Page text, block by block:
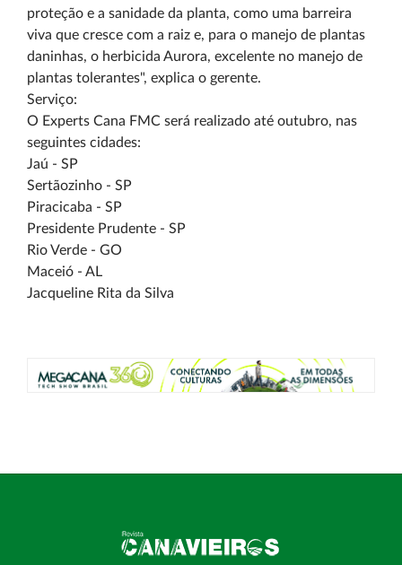
proteção e a sanidade da planta, como uma barreira
viva que cresce com a raiz e, para o manejo de plantas
daninhas, o herbicida Aurora, excelente no manejo de
plantas tolerantes", explica o gerente.
Serviço:
O Experts Cana FMC será realizado até outubro, nas
seguintes cidades:
Jaú - SP
Sertãozinho - SP
Piracicaba - SP
Presidente Prudente - SP
Rio Verde - GO
Maceió - AL
Jacqueline Rita da Silva